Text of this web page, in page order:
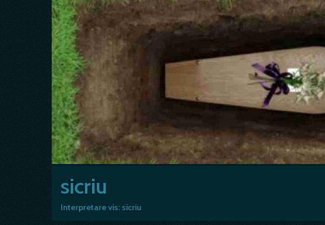
sicriu
Interpretare vis: sicriu